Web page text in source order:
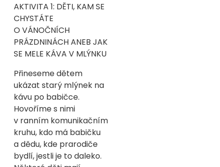
AKTIVITA 1: DĚTI, KAM SE
CHYSTÁTE
O VÁNOČNÍCH
PRÁZDNINÁCH ANEB JAK
SE MELE KÁVA V MLÝNKU
Přineseme dětem
ukázat starý mlýnek na
kávu po babičce.
Hovoříme s nimi
v ranním komunikačním
kruhu, kdo má babičku
a dědu, kde prarodiče
bydlí, jestli je to daleko.